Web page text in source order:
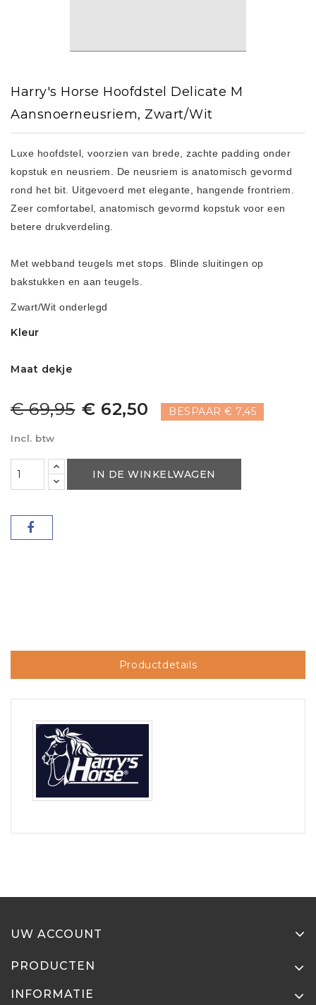
Harry's Horse Hoofdstel Delicate M
Aansnoerneusriem, Zwart/Wit
Luxe hoofdstel, voorzien van brede, zachte padding onder
kopstuk en neusriem. De neusriem is anatomisch gevormd
rond het bit. Uitgevoerd met elegante, hangende frontriem.
Zeer comfortabel, anatomisch gevormd kopstuk voor een
betere drukverdeling.
Met webband teugels met stops. Blinde sluitingen op
bakstukken en aan teugels.
Zwart/Wit onderlegd
Kleur
Maat dekje
€ 69,95 € 62,50 BESPAAR € 7,45
Incl. btw
IN DE WINKELWAGEN
Productdetails
UW ACCOUNT
PRODUCTEN
INFORMATIE